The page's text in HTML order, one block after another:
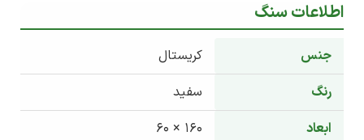
اطلاعات سنگ
جنس
کریستال
رنگ
سفید
ابعاد
160 × 60